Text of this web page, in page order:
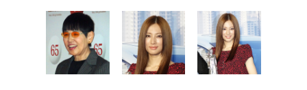
[EdoErgo] オフィスチェア 椅子 テレワーク 疲れな
い 跳ね上げ式アームレスト コンパクト 約105度ロッ
キング pc 事務椅子 360度回転 座面昇降 強化ナイロ
ン樹脂ベース 通気性メッシュ 在宅ワーク H-WY01
(黒網+黒枠+黒足)
￥5,699
EIZO ビジネス向けプレミアムモニター | FlexScan
EV3240X-WT | 31.5型4K UHD・USB Type-C・ホワ
イト
￥105,595
Amazonベーシック ペットシーツ 薄型 レギュラー 1
回使い捨て 無香料 ホワイト 300枚
￥3,373